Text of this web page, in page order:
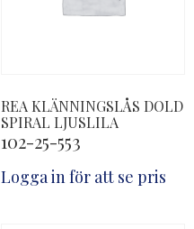
REA KLÄNNINGSLÅS DOLD
SPIRAL LJUSLILA
102-25-553
Logga in för att se pris